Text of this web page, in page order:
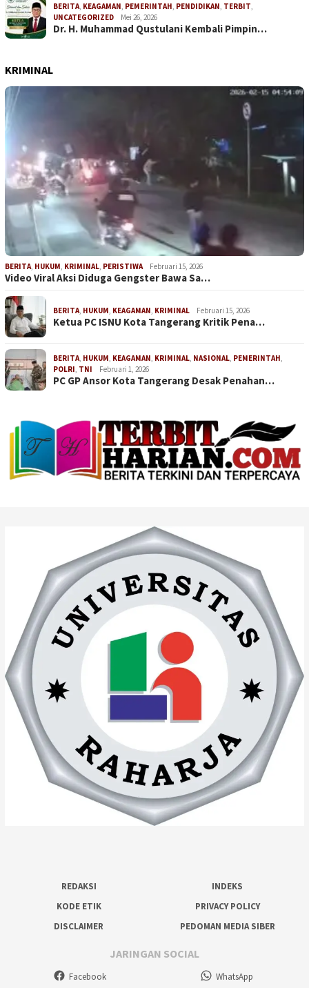
BERITA, KEAGAMAN, PEMERINTAH, PENDIDIKAN, TERBIT,
UNCATEGORIZED
Mei 26, 2026
Dr. H. Muhammad Qustulani Kembali Pimpin…
KRIMINAL
BERITA, HUKUM, KRIMINAL, PERISTIWA Februari 15, 2026
Video Viral Aksi Diduga Gengster Bawa Sa…
BERITA, HUKUM, KEAGAMAN, KRIMINAL Februari 15, 2026
Ketua PC ISNU Kota Tangerang Kritik Pena…
BERITA, HUKUM, KEAGAMAN, KRIMINAL, NASIONAL, PEMERINTAH,
POLRI, TNI Februari 1, 2026
PC GP Ansor Kota Tangerang Desak Penahan…
REDAKSI
INDEKS
KODE ETIK
PRIVACY POLICY
DISCLAIMER
PEDOMAN MEDIA SIBER
JARINGAN SOCIAL
Facebook WhatsApp